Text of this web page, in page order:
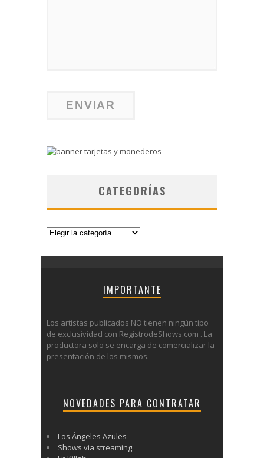
CATEGORÍAS
Categorías
IMPORTANTE
Los artistas publicados NO tienen ningún tipo
de exclusividad con RegistrodeShows.com . La
productora solo se encarga de comercializar la
presentación de los mismos.
NOVEDADES PARA CONTRATAR
Los Ángeles Azules
Shows via streaming